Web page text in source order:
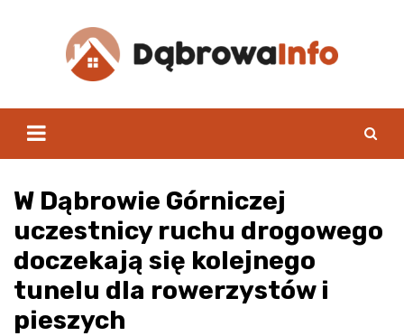
W Dąbrowie Górniczej
uczestnicy ruchu drogowego
doczekają się kolejnego
tunelu dla rowerzystów i
pieszych